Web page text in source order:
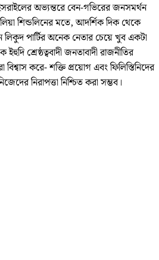
অভ্যন্তরে বেন-গভিরের জনসমর্থন
শিন্ডলিনের মতে, আদর্শিক দিক থেকে
লিকুদ পার্টির অনেক নেতার চেয়ে খুব একটা
শ্রেষ্ঠত্ববাদী জনতাবাদী রাজনীতির
বিশ্বাস করে- শক্তি প্রয়োগ এবং ফিলিস্তিনিদের
নিরাপত্তা নিশ্চিত করা সম্ভব।